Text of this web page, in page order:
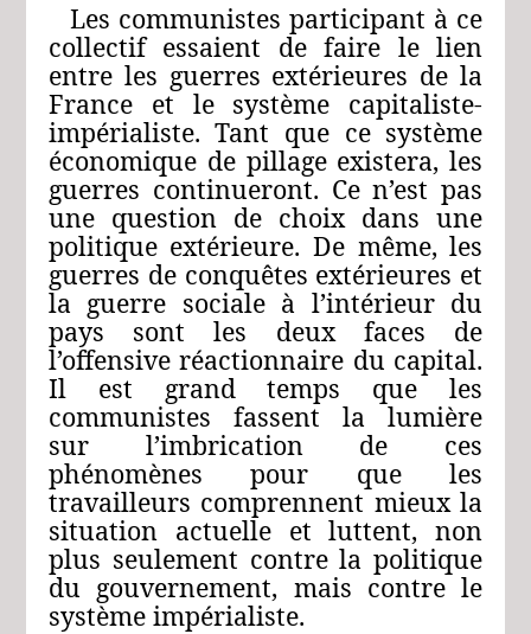
Les communistes participant à ce
collectif essaient de faire le lien
entre les guerres extérieures de la
France et le système capitaliste-
impérialiste. Tant que ce système
économique de pillage existera, les
guerres continueront. Ce n’est pas
une question de choix dans une
politique extérieure. De même, les
guerres de conquêtes extérieures et
la guerre sociale à l’intérieur du
pays sont les deux faces de
l’offensive réactionnaire du capital.
Il est grand temps que les
communistes fassent la lumière
sur l’imbrication de ces
phénomènes pour que les
travailleurs comprennent mieux la
situation actuelle et luttent, non
plus seulement contre la politique
du gouvernement, mais contre le
système impérialiste.